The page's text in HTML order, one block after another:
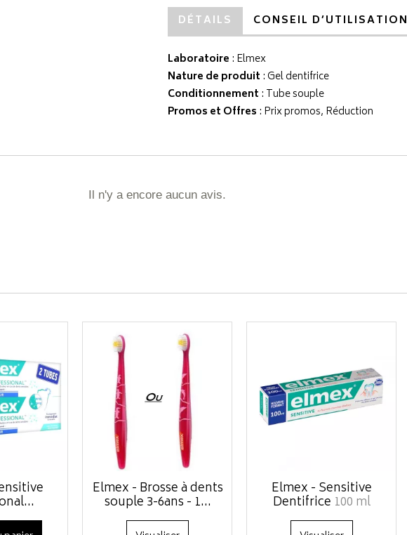
DÉTAILS CONSEIL D’UTILISATION
Laboratoire : Elmex
Nature de produit : Gel dentifrice
Conditionnement : Tube souple
Promos et Offres : Prix promos, Réduction
Il n'y a encore aucun avis.
Elmex - Brosse à dents
souple 3-6ans - 1...
Elmex - Sensitive
Dentifrice 100 ml